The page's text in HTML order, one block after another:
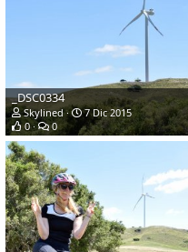
_DSC0334
Skylined
7 Dic 2015
0
0